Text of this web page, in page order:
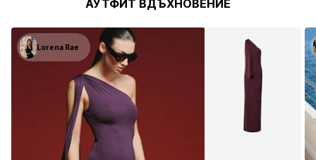
АУТФИТ ВДЪХНОВЕНИЕ
Lorena Rae